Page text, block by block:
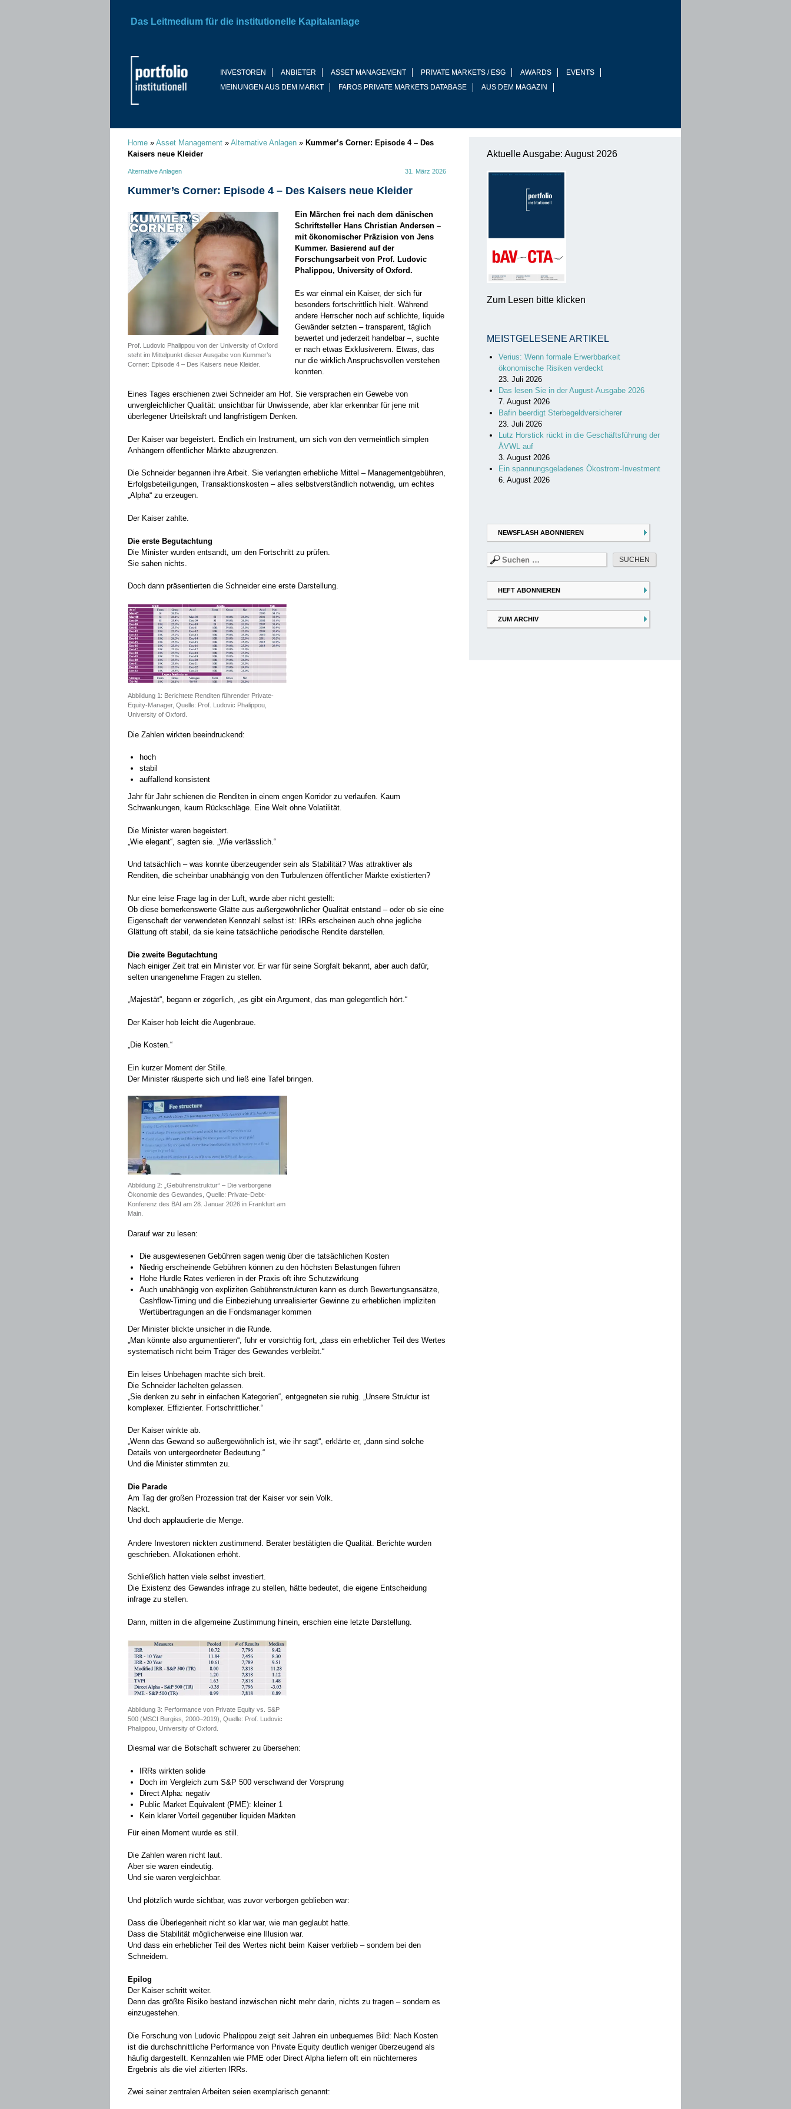
INVESTOREN ANBIETER ASSET MANAGEMENT PRIVATE MARKETS / ESG AWARDS
EVENTS
MEINUNGEN AUS DEM MARKT
FAROS PRIVATE MARKETS DATABASE AUS DEM MAGAZIN
Das Leitmedium für die institutionelle Kapitalanlage
Home » Asset Management » Alternative Anlagen » Kummer’s Corner: Episode 4 – Des
Kaisers neue Kleider
Alternative Anlagen 31. März 2026
Kummer’s Corner: Episode 4 – Des Kaisers neue Kleider
Prof. Ludovic Phalippou von der University of Oxford
steht im Mittelpunkt dieser Ausgabe von Kummer’s
Corner: Episode 4 – Des Kaisers neue Kleider.
Ein Märchen frei nach dem dänischen
Schriftsteller Hans Christian Andersen –
mit ökonomischer Präzision von Jens
Kummer. Basierend auf der
Forschungsarbeit von Prof. Ludovic
Phalippou, University of Oxford.
Es war einmal ein Kaiser, der sich für
besonders fortschrittlich hielt. Während
andere Herrscher noch auf schlichte, liquide
Gewänder setzten – transparent, täglich
bewertet und jederzeit handelbar –, suchte
er nach etwas Exklusiverem. Etwas, das
nur die wirklich Anspruchsvollen verstehen
konnten.
Eines Tages erschienen zwei Schneider am Hof. Sie versprachen ein Gewebe von
unvergleichlicher Qualität: unsichtbar für Unwissende, aber klar erkennbar für jene mit
überlegener Urteilskraft und langfristigem Denken.
Der Kaiser war begeistert. Endlich ein Instrument, um sich von den vermeintlich simplen
Anhängern öffentlicher Märkte abzugrenzen.
Die Schneider begannen ihre Arbeit. Sie verlangten erhebliche Mittel – Managementgebühren,
Erfolgsbeteiligungen, Transaktionskosten – alles selbstverständlich notwendig, um echtes
„Alpha“ zu erzeugen.
Der Kaiser zahlte.
Die erste Begutachtung
Die Minister wurden entsandt, um den Fortschritt zu prüfen.
Sie sahen nichts.
Doch dann präsentierten die Schneider eine erste Darstellung.
Abbildung 1: Berichtete Renditen führender Private-
Equity-Manager, Quelle: Prof. Ludovic Phalippou,
University of Oxford.
Die Zahlen wirkten beeindruckend:
hoch
stabil
auffallend konsistent
Jahr für Jahr schienen die Renditen in einem engen Korridor zu verlaufen. Kaum
Schwankungen, kaum Rückschläge. Eine Welt ohne Volatilität.
Die Minister waren begeistert.
„Wie elegant“, sagten sie. „Wie verlässlich.“
Und tatsächlich – was konnte überzeugender sein als Stabilität? Was attraktiver als
Renditen, die scheinbar unabhängig von den Turbulenzen öffentlicher Märkte existierten?
Nur eine leise Frage lag in der Luft, wurde aber nicht gestellt:
Ob diese bemerkenswerte Glätte aus außergewöhnlicher Qualität entstand – oder ob sie eine
Eigenschaft der verwendeten Kennzahl selbst ist: IRRs erscheinen auch ohne jegliche
Glättung oft stabil, da sie keine tatsächliche periodische Rendite darstellen.
Die zweite Begutachtung
Nach einiger Zeit trat ein Minister vor. Er war für seine Sorgfalt bekannt, aber auch dafür,
selten unangenehme Fragen zu stellen.
„Majestät“, begann er zögerlich, „es gibt ein Argument, das man gelegentlich hört.“
Der Kaiser hob leicht die Augenbraue.
„Die Kosten.“
Ein kurzer Moment der Stille.
Der Minister räusperte sich und ließ eine Tafel bringen.
Abbildung 2: „Gebührenstruktur“ – Die verborgene
Ökonomie des Gewandes, Quelle: Private-Debt-
Konferenz des BAI am 28. Januar 2026 in Frankfurt am
Main.
Darauf war zu lesen:
Die ausgewiesenen Gebühren sagen wenig über die tatsächlichen Kosten
Niedrig erscheinende Gebühren können zu den höchsten Belastungen führen
Hohe Hurdle Rates verlieren in der Praxis oft ihre Schutzwirkung
Auch unabhängig von expliziten Gebührenstrukturen kann es durch Bewertungsansätze,
Cashflow-Timing und die Einbeziehung unrealisierter Gewinne zu erheblichen impliziten
Wertübertragungen an die Fondsmanager kommen
Der Minister blickte unsicher in die Runde.
„Man könnte also argumentieren“, fuhr er vorsichtig fort, „dass ein erheblicher Teil des Wertes
systematisch nicht beim Träger des Gewandes verbleibt.“
Ein leises Unbehagen machte sich breit.
Die Schneider lächelten gelassen.
„Sie denken zu sehr in einfachen Kategorien“, entgegneten sie ruhig. „Unsere Struktur ist
komplexer. Effizienter. Fortschrittlicher.“
Der Kaiser winkte ab.
„Wenn das Gewand so außergewöhnlich ist, wie ihr sagt“, erklärte er, „dann sind solche
Details von untergeordneter Bedeutung.“
Und die Minister stimmten zu.
Die Parade
Am Tag der großen Prozession trat der Kaiser vor sein Volk.
Nackt.
Und doch applaudierte die Menge.
Andere Investoren nickten zustimmend. Berater bestätigten die Qualität. Berichte wurden
geschrieben. Allokationen erhöht.
Schließlich hatten viele selbst investiert.
Die Existenz des Gewandes infrage zu stellen, hätte bedeutet, die eigene Entscheidung
infrage zu stellen.
Dann, mitten in die allgemeine Zustimmung hinein, erschien eine letzte Darstellung.
Abbildung 3: Performance von Private Equity vs. S&P
500 (MSCI Burgiss, 2000–2019), Quelle: Prof. Ludovic
Phalippou, University of Oxford.
Diesmal war die Botschaft schwerer zu übersehen:
IRRs wirkten solide
Doch im Vergleich zum S&P 500 verschwand der Vorsprung
Direct Alpha: negativ
Public Market Equivalent (PME): kleiner 1
Kein klarer Vorteil gegenüber liquiden Märkten
Für einen Moment wurde es still.
Die Zahlen waren nicht laut.
Aber sie waren eindeutig.
Und sie waren vergleichbar.
Und plötzlich wurde sichtbar, was zuvor verborgen geblieben war:
Dass die Überlegenheit nicht so klar war, wie man geglaubt hatte.
Dass die Stabilität möglicherweise eine Illusion war.
Und dass ein erheblicher Teil des Wertes nicht beim Kaiser verblieb – sondern bei den
Schneidern.
Epilog
Der Kaiser schritt weiter.
Denn das größte Risiko bestand inzwischen nicht mehr darin, nichts zu tragen – sondern es
einzugestehen.
Die Forschung von Ludovic Phalippou zeigt seit Jahren ein unbequemes Bild: Nach Kosten
ist die durchschnittliche Performance von Private Equity deutlich weniger überzeugend als
häufig dargestellt. Kennzahlen wie PME oder Direct Alpha liefern oft ein nüchterneres
Ergebnis als die viel zitierten IRRs.
Zwei seiner zentralen Arbeiten seien exemplarisch genannt:
Aktuelle Ausgabe: August 2026
Zum Lesen bitte klicken
MEISTGELESENE ARTIKEL
Verius: Wenn formale Erwerbbarkeit
ökonomische Risiken verdeckt
23. Juli 2026
Das lesen Sie in der August-Ausgabe 2026
7. August 2026
Bafin beerdigt Sterbegeldversicherer
23. Juli 2026
Lutz Horstick rückt in die Geschäftsführung der
ÄVWL auf
3. August 2026
Ein spannungsgeladenes Ökostrom-Investment
6. August 2026
NEWSFLASH ABONNIEREN
Suchen
nach:
HEFT ABONNIEREN
ZUM ARCHIV